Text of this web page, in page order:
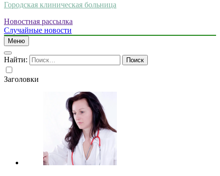
Городская клиническая больница
Новостная рассылка
Случайные новости
Меню
Найти:
Заголовки